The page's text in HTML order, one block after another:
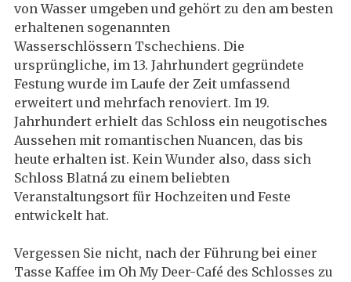
von Wasser umgeben und gehört zu den am besten
erhaltenen sogenannten
Wasserschlössern Tschechiens. Die
ursprüngliche, im 13. Jahrhundert gegründete
Festung wurde im Laufe der Zeit umfassend
erweitert und mehrfach renoviert. Im 19.
Jahrhundert erhielt das Schloss ein neugotisches
Aussehen mit romantischen Nuancen, das bis
heute erhalten ist. Kein Wunder also, dass sich
Schloss Blatná zu einem beliebten
Veranstaltungsort für Hochzeiten und Feste
entwickelt hat.
Vergessen Sie nicht, nach der Führung bei einer
Tasse Kaffee im Oh My Deer-Café des Schlosses zu